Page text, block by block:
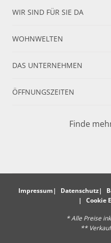
WIR SIND FÜR SIE DA
WOHNWELTEN
DAS UNTERNEHMEN
ÖFFNUNGSZEITEN
Finde
Impressum Datenschutz
Cookie
* Alle Preise
**